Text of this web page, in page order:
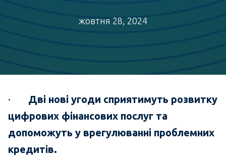
жовтня 28, 2024
· Дві нові угоди сприятимуть розвитку
цифрових фінансових послуг та
допоможуть у врегулюванні проблемних
кредитів.